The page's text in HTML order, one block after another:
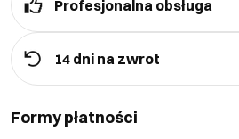
Profesjonalna obsługa
14 dni na zwrot
Formy płatności